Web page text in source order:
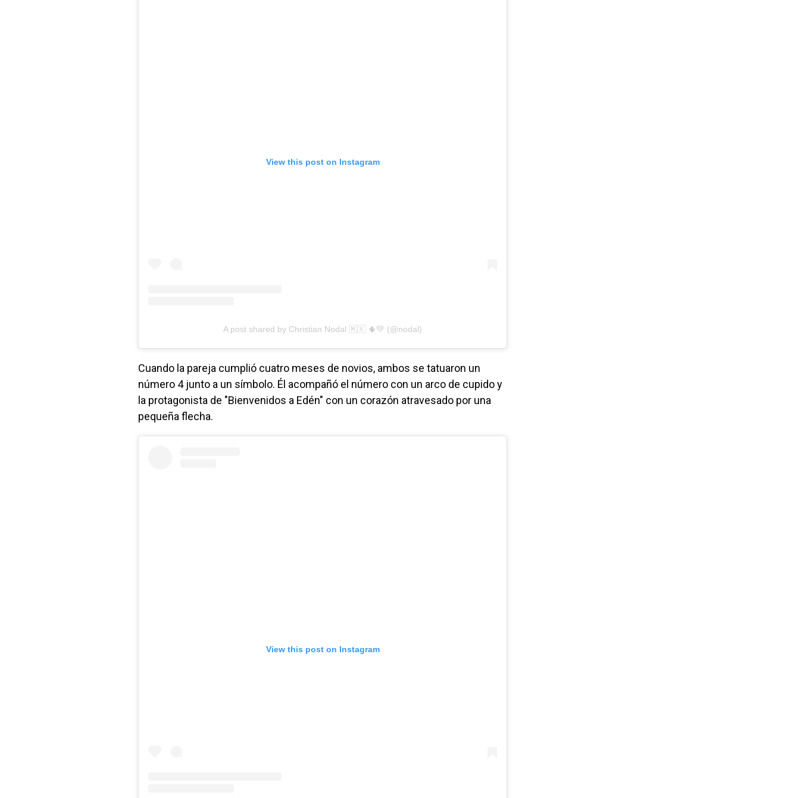
View this post on Instagram
A post shared by Christian Nodal 🇲🇽 🌵💚 (@nodal)
Cuando la pareja cumplió cuatro meses de novios, ambos se tatuaron un
número 4 junto a un símbolo. Él acompañó el número con un arco de cupido y
la protagonista de "Bienvenidos a Edén" con un corazón atravesado por una
pequeña flecha.
View this post on Instagram